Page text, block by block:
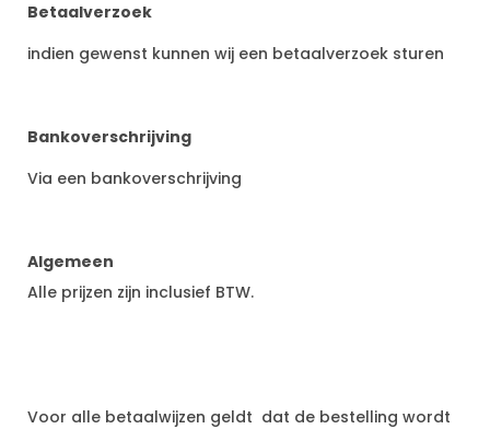
Betaalverzoek
indien gewenst kunnen wij een betaalverzoek sturen
Bankoverschrijving
Via een bankoverschrijving
Algemeen
Alle prijzen zijn inclusief BTW.
Voor alle betaalwijzen geldt dat de bestelling wordt